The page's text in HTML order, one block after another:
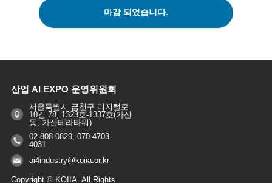
마감 되었습니다.
산업 AI EXPO 운영위원회
서울특별시 금천구 디지털로
10길 78, 1323호-1337호(가산
동, 가산테라타워)
02-808-0829, 070-4703-
4031
ai4industry@koiia.or.kr
Copyright © KOIIA. All Rights